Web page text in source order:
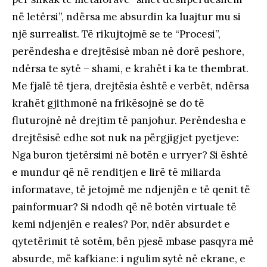
në letërsi”, ndërsa me absurdin ka luajtur mu si
një surrealist. Të rikujtojmë se te “Procesi”,
perëndesha e drejtësisë mban në dorë peshore,
ndërsa te sytë – shami, e krahët i ka te thembrat.
Me fjalë të tjera, drejtësia është e verbët, ndërsa
krahët gjithmonë na frikësojnë se do të
fluturojnë në drejtim të panjohur. Perëndesha e
drejtësisë edhe sot nuk na përgjigjet pyetjeve:
Nga buron tjetërsimi në botën e urryer? Si është
e mundur që në renditjen e lirë të miliarda
informatave, të jetojmë me ndjenjën e të qenit të
painformuar? Si ndodh që në botën virtuale të
kemi ndjenjën e reales? Por, ndër absurdet e
qytetërimit të sotëm, bën pjesë mbase pasqyra më
absurde, më kafkiane: i ngulim sytë në ekrane, e